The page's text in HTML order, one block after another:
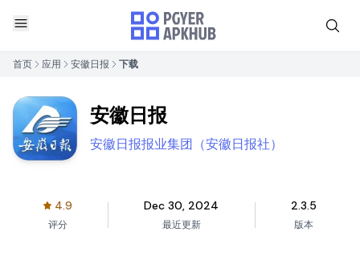
首页 应用 安徽日报 下载
安徽日报
安徽日报报业集团（安徽日报社）
4.9
评分
Dec 30, 2024
最近更新
2.3.5
版本